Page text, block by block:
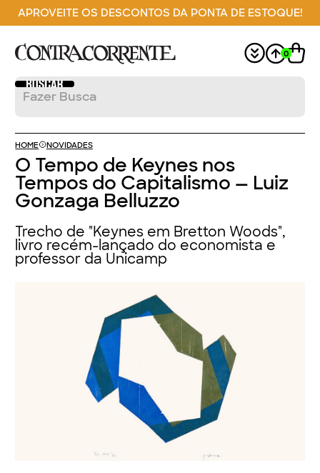
APROVEITE OS DESCONTOS DA PONTA DE ESTOQUE!
0
HOME NOVIDADES
O Tempo de Keynes nos
Tempos do Capitalismo — Luiz
Gonzaga Belluzzo
Trecho de "Keynes em Bretton Woods",
livro recém-lançado do economista e
professor da Unicamp